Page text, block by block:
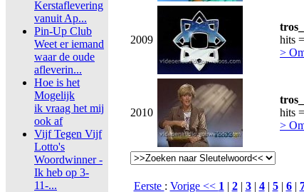
Kerstaflevering
vanuit Ap...
Pin-Up Club
Weet er iemand
waar de oude
afleverin...
Hoe is het
Mogelijk
ik vraag het mij
ook af
Vijf Tegen Vijf
Lotto's
Woordwinner -
Ik heb op 3-
11-...
2009
hits
>
2010
hits
>
Eerste : Vorige << 1| 2| 3| 4| 5| 6|